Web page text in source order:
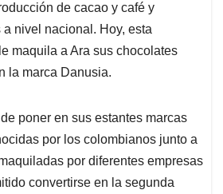
de cacao y café y
nivel nacional. Hoy, esta
maquila a Ara sus chocolates
la marca Danusia.
poner en sus estantes marcas
por los colombianos junto a
por diferentes empresas
convertirse en la segunda